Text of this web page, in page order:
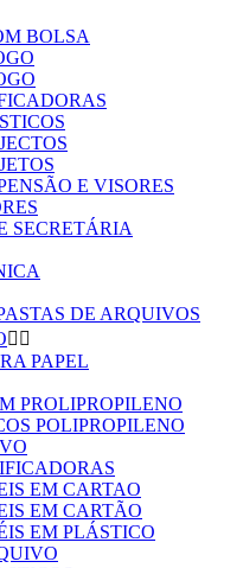
BOLSA
E VISORES
SECRETÁRIA
DE ARQUIVOS
 
PAPEL
PROLIPROPILENO
POLIPROPILENO
EM CARTAO
EM CARTÃO
EM PLÁSTICO